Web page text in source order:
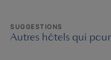
SUGGESTIONS
Autres hôtels qui